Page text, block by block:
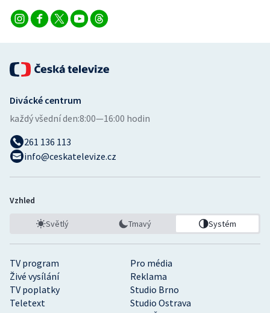
TV program
Pro média
Živé vysílání
Reklama
TV poplatky
Studio Brno
Teletext
Studio Ostrava
Divácké centrum
každý všední den:8:00—16:00 hodin
261 136 113
info@ceskatelevize.cz
Vzhled
Světlý Tmavý Systém